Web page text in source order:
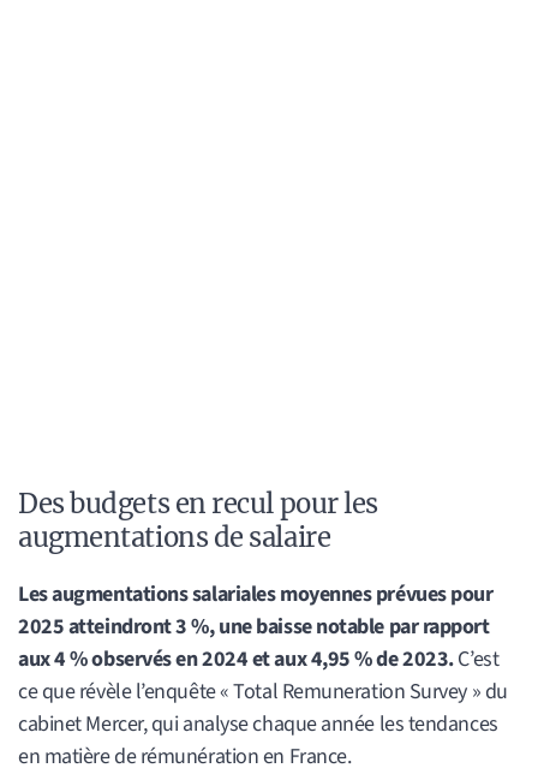
Des budgets en recul pour les
augmentations de salaire
Les augmentations salariales moyennes prévues pour
2025 atteindront 3 %, une baisse notable par rapport
aux 4 % observés en 2024 et aux 4,95 % de 2023.C’est
ce que révèle l’enquête « Total Remuneration Survey » du
cabinet Mercer, qui analyse chaque année les tendances
en matière de rémunération en France.